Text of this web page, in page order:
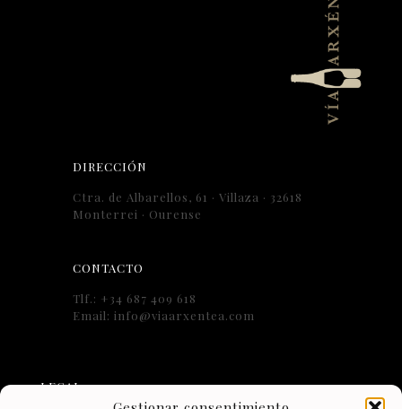
DIRECCIÓN
Ctra. de Albarellos, 61 · Villaza · 32618
Monterrei · Ourense
CONTACTO
Tlf.: +34 687 409 618
Email: info@viaarxentea.com
LEGAL